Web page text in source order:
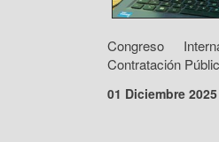
Congreso
Contratación
01 Diciembre 2025